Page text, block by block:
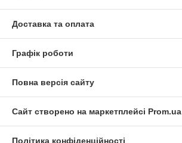
Доставка та оплата
Графік роботи
Повна версія сайту
Сайт створено на маркетплейсі Prom.ua
Політика конфіденційності